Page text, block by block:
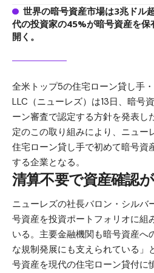
世界の暗号資産市場は3兆ドル
代の投資家の45%が暗号資産を
開く。
全米トップ5の住宅ローン貸し手
LLC（ニューレズ）は13日、暗号
ーン審査で認定する方針を発表
定のこの取り組みにより、ニュー
住宅ローン貸し手で初めて暗号資
する企業となる。
清算不要で資産確認
ニューレズの社長バロン・シルバ
号資産を投資ポートフォリオに組
いる。主要金融機関も暗号資産へ
な規制発展にも支えられている」
号資産を現代の住宅ローン貸付に